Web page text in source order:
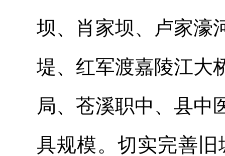
坝、肖家坝、卢家濠
堤、红军渡嘉陵江大
局、苍溪职中、县中
具规模。切实完善